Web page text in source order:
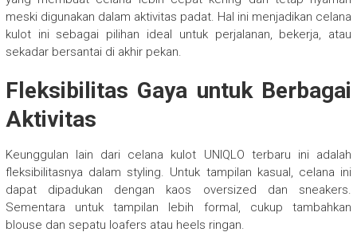
meski digunakan dalam aktivitas padat. Hal ini menjadikan celana
kulot ini sebagai pilihan ideal untuk perjalanan, bekerja, atau
sekadar bersantai di akhir pekan.
Fleksibilitas Gaya untuk Berbagai
Aktivitas
Keunggulan lain dari celana kulot UNIQLO terbaru ini adalah
fleksibilitasnya dalam styling. Untuk tampilan kasual, celana ini
dapat dipadukan dengan kaos oversized dan sneakers.
Sementara untuk tampilan lebih formal, cukup tambahkan
blouse dan sepatu loafers atau heels ringan.